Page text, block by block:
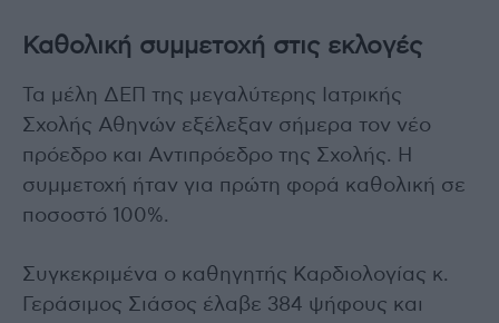
Καθολική συμμετοχή στις εκλογές
Τα μέλη ΔΕΠ της μεγαλύτερης Ιατρικής
Σχολής Αθηνών εξέλεξαν σήμερα τον νέο
πρόεδρο και Αντιπρόεδρο της Σχολής. Η
συμμετοχή ήταν για πρώτη φορά καθολική σε
ποσοστό 100%.
Συγκεκριμένα ο καθηγητής Καρδιολογίας κ.
Γεράσιμος Σιάσος έλαβε 384 ψήφους και